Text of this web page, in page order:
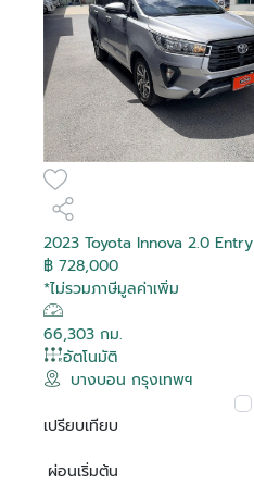
2023 Toyota Innova 2.0 Entry
฿ 728,000
*ไม่รวมภาษีมูลค่าเพิ่ม
66,303 กม.
อัตโนมัติ
บางบอน กรุงเทพฯ
เปรียบเทียบ
ผ่อนเริ่มต้น